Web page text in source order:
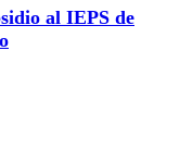
al IEPS de